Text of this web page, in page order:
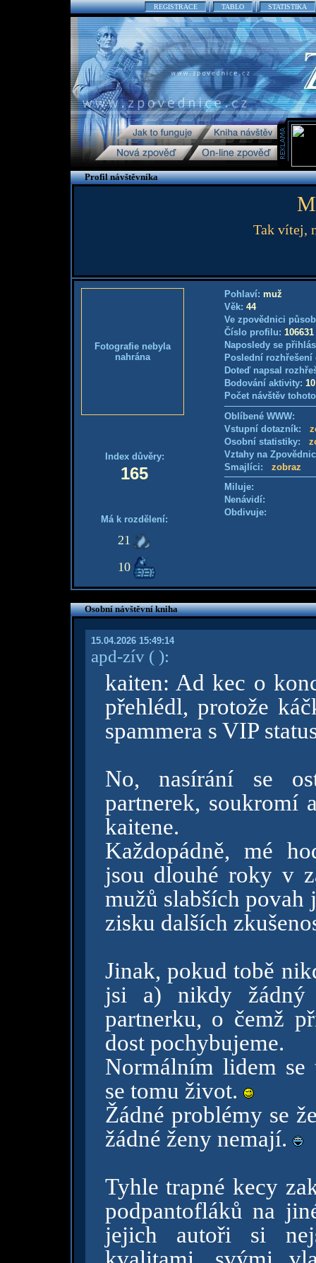
REGISTRACE TABLO STATISTIKA
Profil návštěvníka
Tak vítej,
Fotografie nebyla
nahrána
Index důvěry:
165
Má k rozdělení:
21
10
Pohlaví: muž
Věk: 44
Ve zpovědnici
Číslo profilu: 106631
Naposledy se
Poslední
Doteď napsal
Bodování aktivity:
Počet návštěv
Oblíbené WWW:
Vstupní dotazník:
Osobní statistiky:
Vztahy na
Smajlíci: zobraz
Miluje:
Nenávidí:
Obdivuje:
Osobní návštěvní kniha
15.04.2026 15:49:14
apd-zív( ):
kaiten: Ad kec o
přehlédl, protože
spammera s VIP
No, nasírání se
partnerek, soukromí
kaitene.
Každopádně, mé
jsou dlouhé roky v
mužů slabších
zisku dalších
Jinak, pokud tobě
jsi a) nikdy žádný
partnerku, o čemž
dost pochybujeme.
Normálním lidem se
se tomu život.
Žádné problémy se
žádné ženy nemají.
Tyhle trapné kecy
podpantofláků na
jejich autoři si